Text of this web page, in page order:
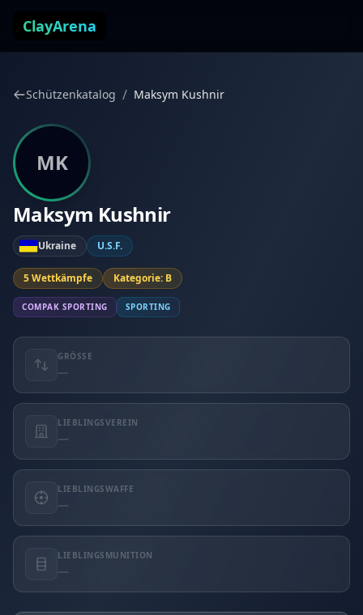
ClayArena
Schützenkatalog / Maksym Kushnir
MK
Maksym Kushnir
Ukraine U.S.F.
5 Wettkämpfe Kategorie: B
COMPAK SPORTING SPORTING
GRÖSSE
—
LIEBLINGSVEREIN
—
LIEBLINGSWAFFE
—
LIEBLINGSMUNITION
—